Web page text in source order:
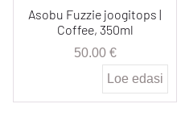
Asobu Fuzzie joogitops |
Coffee, 350ml
50.00 €
Loe edasi